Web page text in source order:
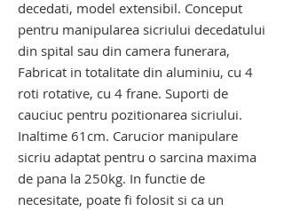
decedati, model extensibil. Conceput
pentru manipularea sicriului decedatului
din spital sau din camera funerara,
Fabricat in totalitate din aluminiu, cu 4
roti rotative, cu 4 frane. Suporti de
cauciuc pentru pozitionarea sicriului.
Inaltime 61cm. Carucior manipulare
sicriu adaptat pentru o sarcina maxima
de pana la 250kg. In functie de
necesitate, poate fi folosit si ca un